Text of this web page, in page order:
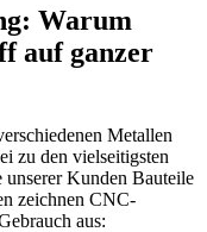
Warum
auf ganzer
Metallen
zu den vielseitigsten
Kunden Bauteile
zeichnen CNC-
aus: